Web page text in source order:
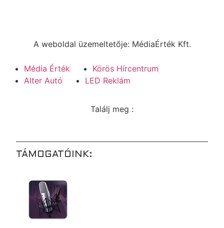
A weboldal üzemeltetője: MédiaÉrték Kft.
Média Érték
Körös Hírcentrum
Alter Autó
LED Reklám
Találj meg :
TÁMOGATÓINK: